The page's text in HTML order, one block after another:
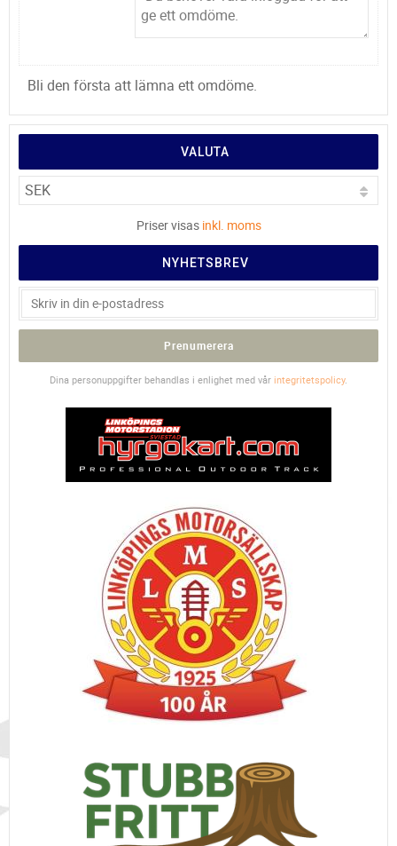
Bli den första att lämna ett omdöme.
VALUTA
Priser visas inkl. moms
NYHETSBREV
Prenumerera
Dina personuppgifter behandlas i enlighet med vår integritetspolicy.